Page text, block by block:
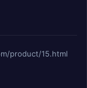
product/15.html